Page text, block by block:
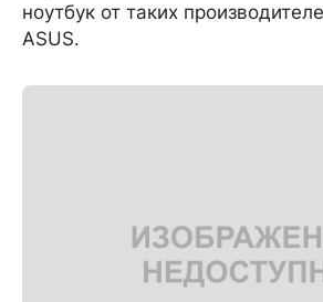
ноутбук от таких
ASUS.